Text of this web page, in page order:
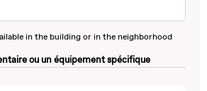
in the building or in the neighborhood
ou un équipement spécifique